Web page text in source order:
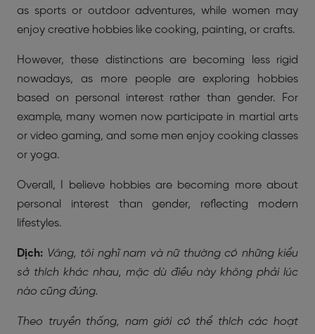
as sports or outdoor adventures, while women may
enjoy creative hobbies like cooking, painting, or crafts.
However, these distinctions are becoming less rigid
nowadays, as more people are exploring hobbies
based on personal interest rather than gender. For
example, many women now participate in martial arts
or video gaming, and some men enjoy cooking classes
or yoga.
Overall, I believe hobbies are becoming more about
personal interest than gender, reflecting modern
lifestyles.
Dịch: Vâng, tôi nghĩ nam và nữ thường có những kiểu
sở thích khác nhau, mặc dù điều này không phải lúc
nào cũng đúng.
Theo truyền thống, nam giới có thể thích các hoạt